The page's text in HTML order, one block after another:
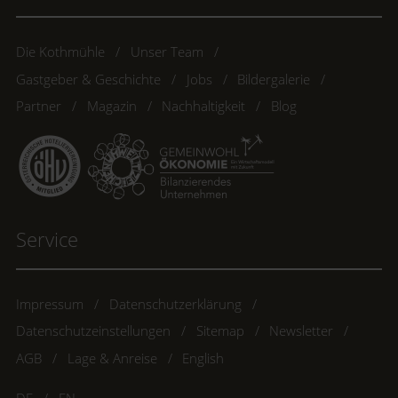
Die Kothmühle
Unser Team
Gastgeber & Geschichte
Jobs
Bildergalerie
Partner
Magazin Nachhaltigkeit Blog
Service
Impressum
Datenschutzerklärung
Datenschutzeinstellungen
Sitemap
Newsletter
AGB
Lage & Anreise English